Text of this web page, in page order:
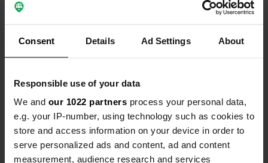
Consent Details Ad Settings About
Responsible use of your data
We and our 1022 partners process your personal data,
e.g. your IP-number, using technology such as cookies to
store and access information on your device in order to
serve personalized ads and content, ad and content
measurement, audience research and services
beoordeeld
geleden
mooie zonsondergang, sterrenhemel en in de
ochtend wakker worden met mist die over het
meer drijft. Sanitair was niet heel schoon. Maar
goed genoeg .Er stond aangegeven dat ze het
verzoek zouden schoonmaken als het nodig was.
Wij hebben daar niet om. verzocht. Aanrader als
je van rust en natuur houdt. Vriendelijke NL